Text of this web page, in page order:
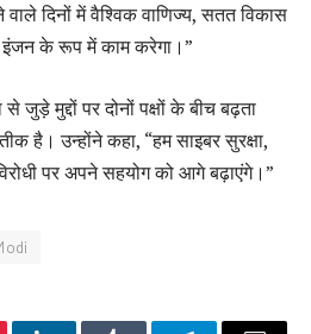
दिनों में वैश्विक वाणिज्य, सतत विकास
इंजन के रूप में काम करेगा।”
जुड़े मुद्दों पर दोनों पक्षों के बीच बढ़ता
है। उन्होंने कहा, “हम साइबर सुरक्षा,
पर अपने सहयोग को आगे बढ़ाएंगे।”